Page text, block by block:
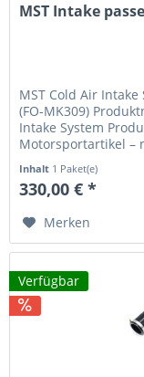
MST Intake
MST Cold Air Intake
(FO-MK309)
Intake System
Motorsportartikel –
Inhalt 1 Paket(e)
330,00 € *
Merken
Verfügbar